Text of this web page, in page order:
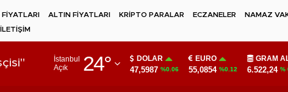
ALTIN FİYATLARI KRİPTO PARALAR ECZANELER
NAMAZ
İLETİŞİM
İstanbul
Açık
24°
Adıyaman DOLAR
47,5987 %0.06
EURO
55,0854 %0.12
GRAM
6.522,24 %